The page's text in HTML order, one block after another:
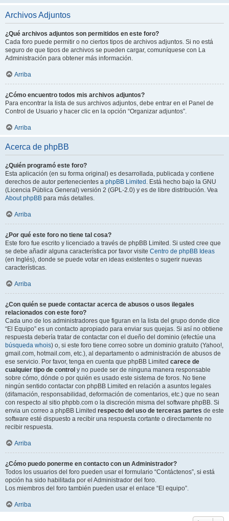
Archivos Adjuntos
¿Qué archivos adjuntos son permitidos en este foro?
Cada foro puede permitir o no ciertos tipos de archivos adjuntos. Si no está
seguro de que tipos de archivos se pueden cargar, comuníquese con La
Administración para obtener más información.
Arriba
¿Cómo encuentro todos mis archivos adjuntos?
Para encontrar la lista de sus archivos adjuntos, debe entrar en el Panel de
Control de Usuario y hacer clic en la opción “Organizar adjuntos”.
Arriba
Acerca de phpBB
¿Quién programó este foro?
Esta aplicación (en su forma original) es desarrollada, publicada y contiene
derechos de autor pertenecientes a phpBB Limited . Está hecho bajo la GNU
(Licencia Pública General) versión 2 (GPL-2.0) y es de libre distribución. Vea
About phpBB para más detalles.
Arriba
¿Por qué este foro no tiene tal cosa?
Este foro fue escrito y licenciado a través de phpBB Limited. Si usted cree que
se debe añadir alguna característica por favor visite Centro de phpBB Ideas
(en Inglés), donde se puede votar en ideas existentes o sugerir nuevas
características.
Arriba
¿Con quién se puede contactar acerca de abusos o usos ilegales
relacionados con este foro?
Cada uno de los administradores que figuran en la lista del grupo donde dice
“El Equipo” es un contacto apropiado para enviar sus quejas. Si así no obtiene
respuesta debería tratar de contactar con el dueño del dominio (efectúe una
búsqueda whois) o, si este foro tiene correo sobre un dominio gratuito (Yahoo!,
gmail.com, hotmail.com, etc.), al departamento o administración de abusos de
ese servicio. Por favor, tenga en cuenta que phpBB Limited carece de
cualquier tipo de control y no puede ser de ninguna manera responsable
sobre cómo, dónde o por quién es usado este sistema de foros. No tiene
ningún sentido contactar con phpBB Limited en relación a asuntos legales
(difamación, responsabilidad, deformación de comentarios, etc.) que no sean
con respecto al sitio phpbb.com o la discreción misma del software phpBB. Si
envia un correo a phpBB Limited respecto del uso de terceras partes de este
software esté dispuesto a recibir una respuesta cortante o directamente no
recibir respuesta.
Arriba
¿Cómo puedo ponerme en contacto con un Administrador?
Todos los usuarios del foro pueden usar el formulario “Contáctenos”, si está
opción ha sido habilitada por el Administrador del foro.
Los miembros del foro también pueden usar el enlace “El equipo”.
Arriba